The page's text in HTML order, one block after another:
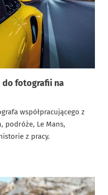
do fotografii na
współpracującego z
podróże, Le Mans,
z pracy.